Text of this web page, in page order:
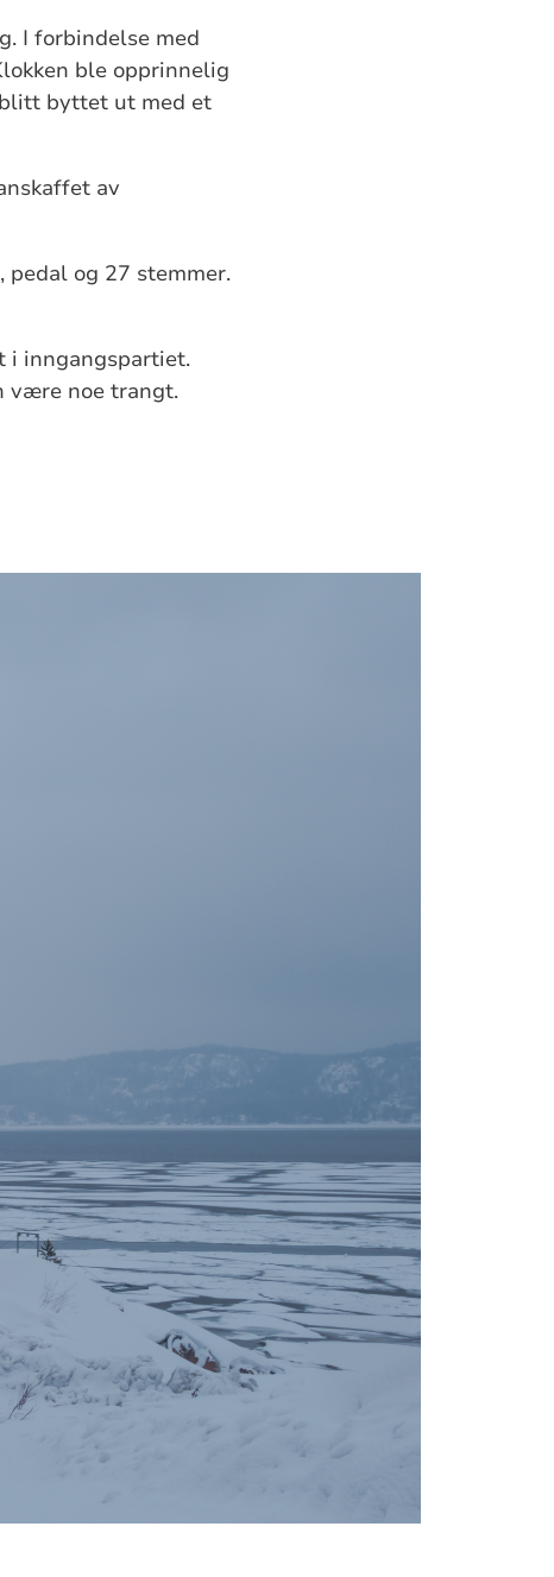
I forbindelse med
ble opprinnelig
byttet ut med et
av
og 27 stemmer.
i inngangspartiet.
være noe trangt.